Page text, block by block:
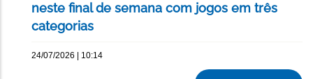
neste final de semana com jogos em três
categorias
24/07/2026 | 10:14